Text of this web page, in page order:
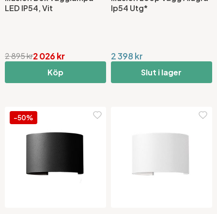
LED IP54, Vit
2 026 kr
2 895 kr
Köp
Ip54 Utg*
2 398 kr
Slut i lager
-50%